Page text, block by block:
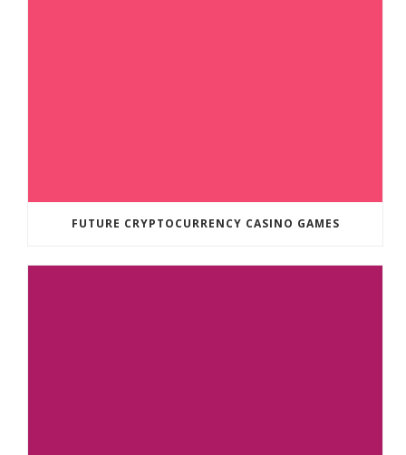
FUTURE CRYPTOCURRENCY CASINO GAMES